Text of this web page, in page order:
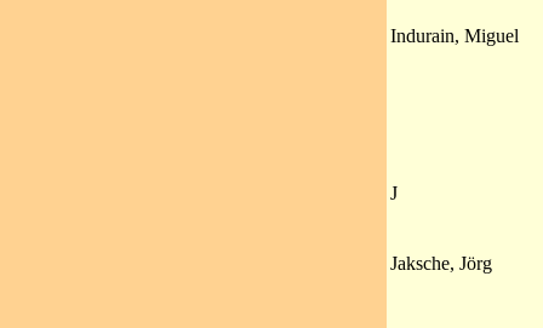
Indurain, Miguel
J
Jaksche, Jörg